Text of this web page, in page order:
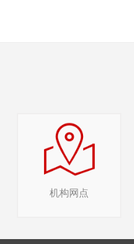
机构网点